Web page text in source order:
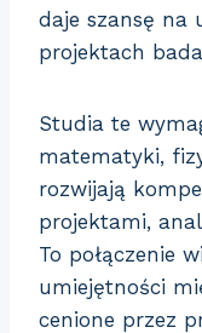
daje szansę na
projektach
Studia te
matematyki,
rozwijają
projektami,
To połączenie
umiejętności
cenione przez